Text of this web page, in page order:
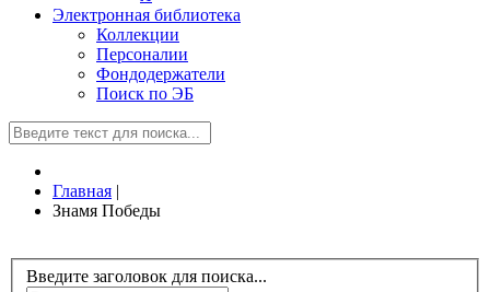
Электронная библиотека
Коллекции
Персоналии
Фондодержатели
Поиск по ЭБ
Главная |
Знамя Победы
Введите заголовок для поиска...